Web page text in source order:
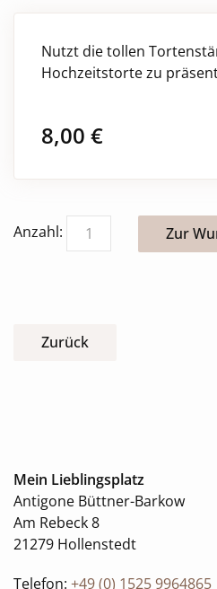
Nutzt die tollen
Hochzeitstorte zu
8,00 €
Anzahl:
Zurück
Mein Lieblingsplatz
Antigone Büttner-Barkow
Am Rebeck 8
21279 Hollenstedt
Telefon: +49 (0) 1525 9964865